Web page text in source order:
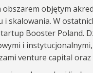
obszarem objętym
i skalowania. W
Booster Poland.
i
venture capital